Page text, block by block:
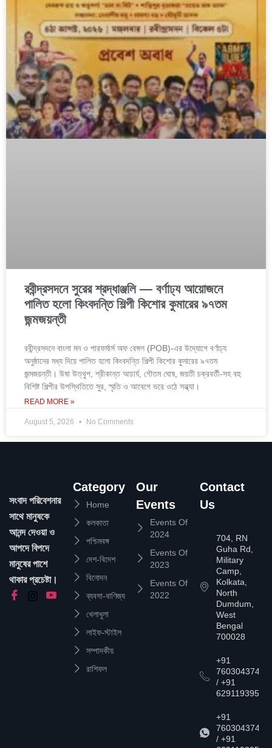
রবীন্দ্রসদনে সুরের শ্রদ্ধাঞ্জলি — বর্ণাঢ্য আয়োজনে
পালিত হলো কিংবদন্তি শিল্পী কিশোর কুমারের ৯৭তম
জন্মজয়ন্তী
রবীন্দ্রসদনে বাংলা মন ও পারফর্মার্স অফ বেঙ্গল (POB)-এর উদ্যোগে বর্ণাঢ্য
অনুষ্ঠানের মধ্য দিয়ে পালিত হলো কিংবদন্তি শিল্পী কিশোর কুমারের ৯৭তম
জন্মজয়ন্তী। উষা উত্থুপ, শ্রীকান্ত আচার্য, গৌতম ঘোষ, জয়তী চক্রবর্তী-সহ বহু
বিশিষ্ট শিল্পীর উপস্থিতিতে সুর, স্মৃতি ও আবেগে ভরে ওঠে সন্ধ্যা।
READ MORE »
August 5, 2026 No Comments
সংবাদ পরিবেশনার
সাথে মানুষকে
আনন্দ দেওয়া ও
আপদে বিপদে
মানুষের পাশে
থাকার প্রচেষ্টা।
Category
Home
কলকাতা
পশ্চিমবঙ্গ
দেশ-বিদেশ
বিনোদন
ব্যবসা-বাণিজ্য
খেলাধুলা
লাইফ-স্টাইল
সম্পাদকীয়
রাশিফল
Our
Events
Events Of
2024
Events Of
2023
Events Of
2022
Contact
Us
704, RN
Guha Rd,
Military
Camp,
Kolkata,
North
Dumdum,
West
Bengal
700028
+91
7603043747
/ +91
6291193957
+91
7603043747
/ +91